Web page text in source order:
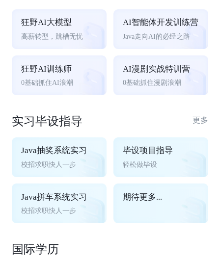
狂野AI大模型
高薪转型，跳槽无忧
AI智能体开发训练营
Java走向AI的必经之路
狂野AI训练师
0基础抓住AI浪潮
AI漫剧实战特训营
0基础抓住漫剧浪潮
实习毕设指导 更多
Java抽奖系统实习
校招求职快人一步
毕设项目指导
轻松做毕设
Java拼车系统实习
校招求职快人一步
期待更多...
国际学历